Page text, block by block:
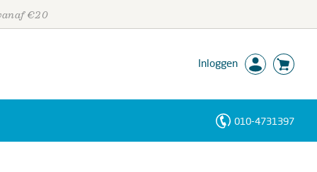
€20
Inloggen
010-4731397
Personen